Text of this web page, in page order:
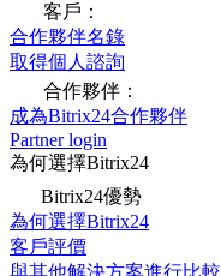
客戶：
合作夥伴名錄
取得個人諮詢
合作夥伴：
成為Bitrix24合作夥伴
Partner login
為何選擇Bitrix24
Bitrix24優勢
為何選擇Bitrix24
客戶評價
與其他解決方案進行比較